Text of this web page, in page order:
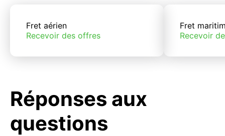
Fret aérien
Recevoir des offres
Fret
Recevoir
Réponses aux
questions